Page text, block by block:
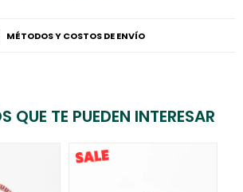
MÉTODOS Y COSTOS DE ENVÍO
QUE TE PUEDEN INTERESAR